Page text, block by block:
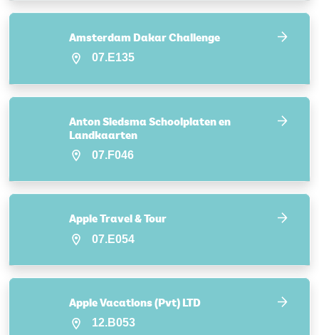
Amsterdam Dakar Challenge
07.E135
Anton Siedsma Schoolplaten en
Landkaarten
07.F046
Apple Travel & Tour
07.E054
Apple Vacations (Pvt) LTD
12.B053